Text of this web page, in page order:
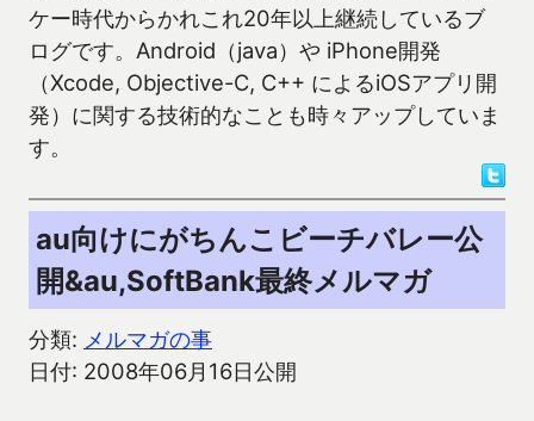
ケー時代からかれこれ20年以上継続しているブ
ログです。Android（java）や iPhone開発
（Xcode, Objective-C, C++ によるiOSアプリ開
発）に関する技術的なことも時々アップしていま
す。
au向けにがちんこビーチバレー公
開&au,SoftBank最終メルマガ
分類: メルマガの事
日付: 2008年06月16日公開